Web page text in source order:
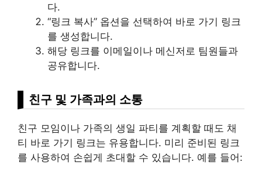
다.
“링크 복사” 옵션을 선택하여 바로 가기 링크
를 생성합니다.
해당 링크를 이메일이나 메신저로 팀원들과
공유합니다.
친구 및 가족과의 소통
친구 모임이나 가족의 생일 파티를 계획할 때도 채
티 바로 가기 링크는 유용합니다. 미리 준비된 링크
를 사용하여 손쉽게 초대할 수 있습니다. 예를 들어: